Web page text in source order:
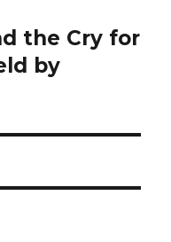
the Cry for
by